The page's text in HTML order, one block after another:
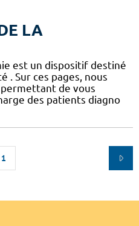
LA
est un dispositif destiné
. Sur ces pages, nous
de vous
des patients diagno
1